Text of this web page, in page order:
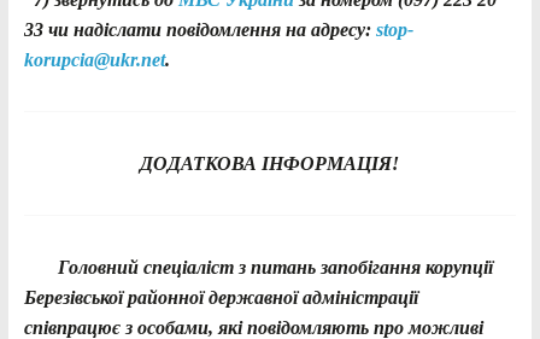
33 чи надіслати повідомлення на адресу: stop-
korupcia@ukr.net.
ДОДАТКОВА ІНФОРМАЦІЯ!
Головний спеціаліст з питань запобігання корупції
Березівської районної державної адміністрації
співпрацює з особами, які повідомляють про можливі